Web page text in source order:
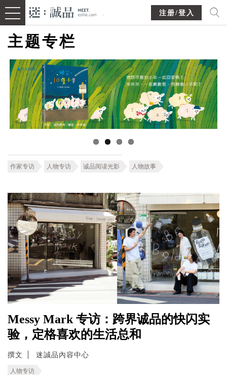
注册/登入
主题专栏
作家专访 人物专访 诚品阅读光影 人物故事
Messy Mark 专访：跨界诚品的快闪实
验，定格喜欢的生活总和
撰文 迷誠品內容中心
人物专访